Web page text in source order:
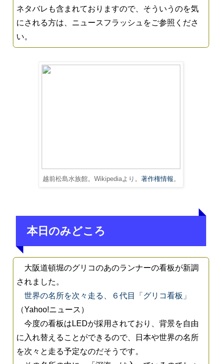
ネタバレも含まれておりますので、そういうのを気
にされる方は、ニュースフラッシュをご参照くださ
い。
越前松島水族館。Wikipediaより。 著作権情報 。
本日のみどころ
大阪道頓堀のグリコのあのランナーの看板が新調
されました。
世界の名所を次々走る、６代目「グリコ看板」
（Yahoo!ニュース）
今度の看板はLEDが採用されており、背景を自由
に入れ替えることができるので、日本や世界の名所
を次々と走る予定なのだそうです。